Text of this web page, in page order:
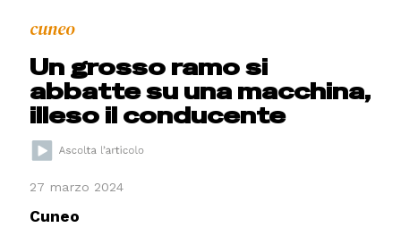
cuneo
Un grosso ramo si
abbatte su una macchina,
illeso il conducente
27 marzo 2024
Cuneo